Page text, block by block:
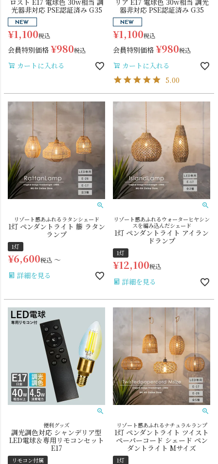
ロスト E17 電球色 30w相当 調
光器非対応 PSE認証済み G35
¥1,100税込
会員特別価格 ¥980税込
カートに入れる
リア E17 電球色 30w相当 調光
器非対応 PSE認証済み G35
¥1,100税込
会員特別価格 ¥980税込
カートに入れる
5.00
リゾート感あふれるラタンシェード
1灯 ペンダントライト 籐 ラタン
ランプ
1灯
¥6,600税込 〜
詳細を見る
リゾート感あふれるウォーターヒヤシン
スを編み込んだシェード
1灯 ペンダントライト アイラン
ドランプ
1灯
¥12,100税込
詳細を見る
便利グッズ
調光調色対応 シャンデリア型
LED電球＆専用リモコンセット
E17
リモコン付属
リゾート感あふれるナチュラルランプ
1灯 ペンダントライト ツイスト
ペーパーコード シェード ペン
ダントライト Mサイズ
1灯